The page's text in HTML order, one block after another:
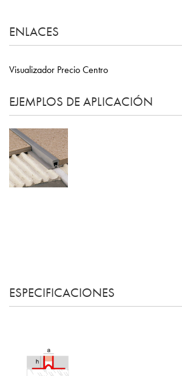
ENLACES
Visualizador Precio Centro
EJEMPLOS DE APLICACIÓN
ESPECIFICACIONES